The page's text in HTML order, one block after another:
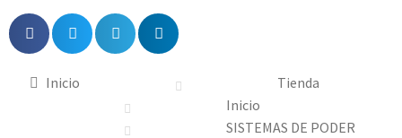
Inicio
Tienda
Inicio
SISTEMAS DE PODER